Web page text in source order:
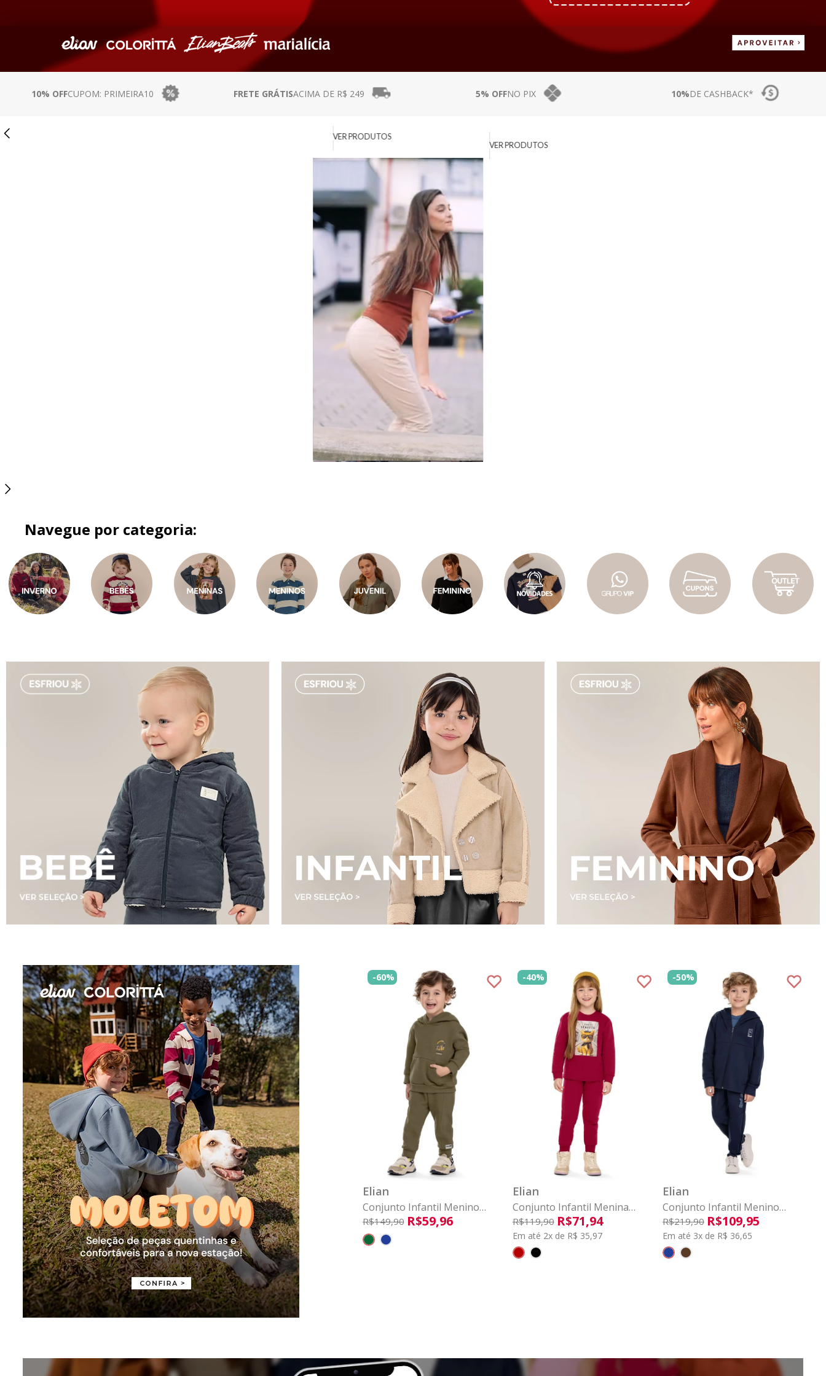
10% OFFCUPOM: PRIMEIRA10 FRETE GRÁTISACIMA DE R$ 249 5% OFFNO PIX 10%DE CASHBACK*
Navegue por categoria:
-60%
1
COMPRAR
Elian
Conjunto Infantil Menino
Moletom Música Elian Verde
R$149,90 R$59,96
-40%
4
COMPRAR
Elian
Conjunto Infantil Menina
Moletom Estampado Elian
Vermelho
R$119,90 R$71,94
Em até 2x de R$ 35,97
-50%
6
COMPRAR
Elian
Conjunto Infantil Menino
Moletom Street Elian Azul
R$219,90 R$109,95
Em até 3x de R$ 36,65